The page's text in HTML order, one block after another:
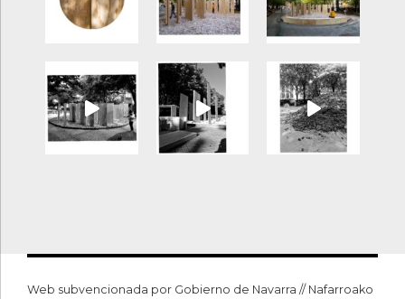
Web subvencionada por Gobierno de Navarra // Nafarroako